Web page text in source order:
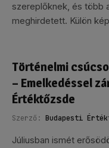
szereplőknek, és több
meghirdetett. Külön
Történelmi
– Emelkedéssel
Értéktőzsde
Szerző: Budapesti
Júliusban ismét